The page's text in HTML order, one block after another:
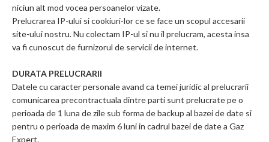
niciun alt mod vocea persoanelor vizate.
Prelucrarea IP-ului si cookiuri-lor ce se face un scopul accesarii
site-ului nostru. Nu colectam IP-ul si nu il prelucram, acesta insa
va fi cunoscut de furnizorul de servicii de internet.
DURATA PRELUCRARII
Datele cu caracter personale avand ca temei juridic al prelucrarii
comunicarea precontractuala dintre parti sunt prelucrate pe o
perioada de 1 luna de zile sub forma de backup al bazei de date si
pentru o perioada de maxim 6 luni in cadrul bazei de date a Gaz
Expert.